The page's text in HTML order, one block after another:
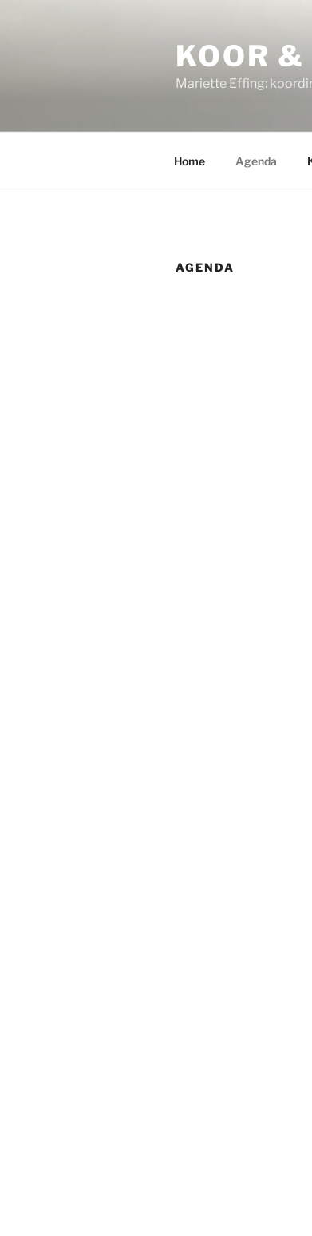
KOOR &
Mariette Effing:
Home Agenda
AGENDA